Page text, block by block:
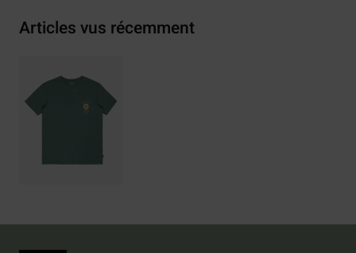
Articles vus récemment